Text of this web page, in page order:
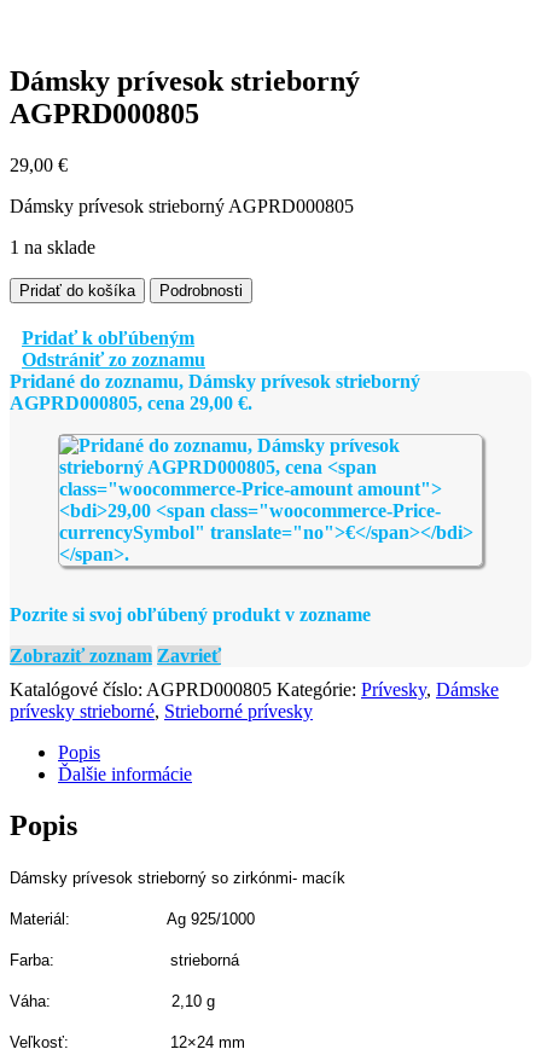
Dámsky prívesok strieborný
AGPRD000805
29,00 €
Dámsky prívesok strieborný AGPRD000805
1 na sklade
množstvo
Dámsky
prívesok
strieborný
AGPRD000805
Pridať do košíka Podrobnosti
Pridať k obľúbeným
Odstrániť zo zoznamu
Pridané do zoznamu, Dámsky prívesok strieborný
AGPRD000805, cena 29,00 €.
Pozrite si svoj obľúbený produkt v zozname
Zobraziť zoznam Zavrieť
Katalógové číslo: AGPRD000805 Kategórie: Prívesky, Dámske
prívesky strieborné, Strieborné prívesky
Popis
Ďalšie informácie
Popis
Dámsky prívesok strieborný so zirkónmi- macík
Materiál: Ag 925/1000
Farba: strieborná
Váha: 2,10 g
Veľkosť: 12×24 mm